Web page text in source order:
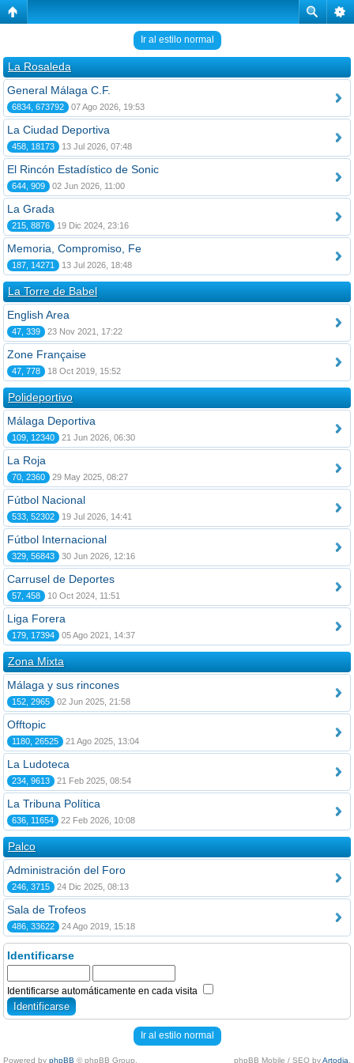
Ir al estilo normal
La Rosaleda
General Málaga C.F.
6834, 673792 07 Ago 2026, 19:53
La Ciudad Deportiva
458, 18173 13 Jul 2026, 07:48
El Rincón Estadístico de Sonic
644, 909 02 Jun 2026, 11:00
La Grada
215, 8876 19 Dic 2024, 23:16
Memoria, Compromiso, Fe
187, 14271 13 Jul 2026, 18:48
La Torre de Babel
English Area
47, 339 23 Nov 2021, 17:22
Zone Française
47, 778 18 Oct 2019, 15:52
Polideportivo
Málaga Deportiva
109, 12340 21 Jun 2026, 06:30
La Roja
70, 2360 29 May 2025, 08:27
Fútbol Nacional
533, 52302 19 Jul 2026, 14:41
Fútbol Internacional
329, 56843 30 Jun 2026, 12:16
Carrusel de Deportes
57, 458 10 Oct 2024, 11:51
Liga Forera
179, 17394 05 Ago 2021, 14:37
Zona Mixta
Málaga y sus rincones
152, 2965 02 Jun 2025, 21:58
Offtopic
1180, 26525 21 Ago 2025, 13:04
La Ludoteca
234, 9613 21 Feb 2025, 08:54
La Tribuna Política
636, 11654 22 Feb 2026, 10:08
Palco
Administración del Foro
246, 3715 24 Dic 2025, 08:13
Sala de Trofeos
486, 33622 24 Ago 2019, 15:18
Identificarse
Identificarse automáticamente en cada visita
Ir al estilo normal
Powered by phpBB © phpBB Group. phpBB Mobile / SEO byArtodia